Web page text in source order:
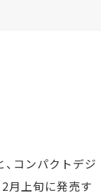
コンパクトデジ
月上旬に発売す